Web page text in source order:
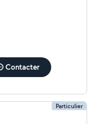
Contacter
Particulier